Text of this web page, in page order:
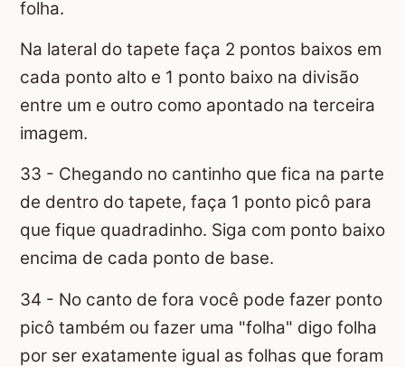
folha.
Na lateral do tapete faça 2 pontos baixos em
cada ponto alto e 1 ponto baixo na divisão
entre um e outro como apontado na terceira
imagem.
33 - Chegando no cantinho que fica na parte
de dentro do tapete, faça 1 ponto picô para
que fique quadradinho. Siga com ponto baixo
encima de cada ponto de base.
34 - No canto de fora você pode fazer ponto
picô também ou fazer uma "folha" digo folha
por ser exatamente igual as folhas que foram